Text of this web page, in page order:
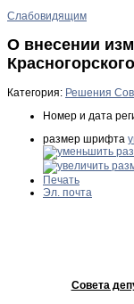
Слабовидящим
О внесении
Категория: Решения
Номер и дата
размер шрифта
Печать
Эл. почта
Совета